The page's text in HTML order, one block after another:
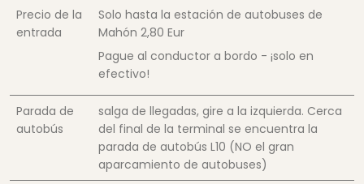
Precio de la
entrada
Solo hasta la estación de autobuses de
Mahón 2,80 Eur
Pague al conductor a bordo - ¡solo en
efectivo!
Parada de
autobús
salga de llegadas, gire a la izquierda. Cerca
del final de la terminal se encuentra la
parada de autobús L10 (NO el gran
aparcamiento de autobuses)